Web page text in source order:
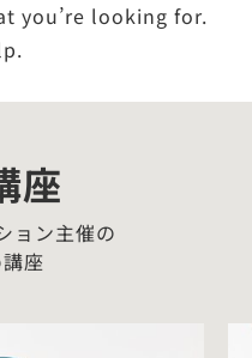
you’re looking for.
座
ョン主催の
座